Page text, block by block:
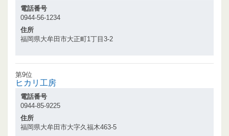
電話番号
0944-56-1234
住所
福岡県大牟田市大正町1丁目3-2
第9位
ヒカリ工房
電話番号
0944-85-9225
住所
福岡県大牟田市大字久福木463-5